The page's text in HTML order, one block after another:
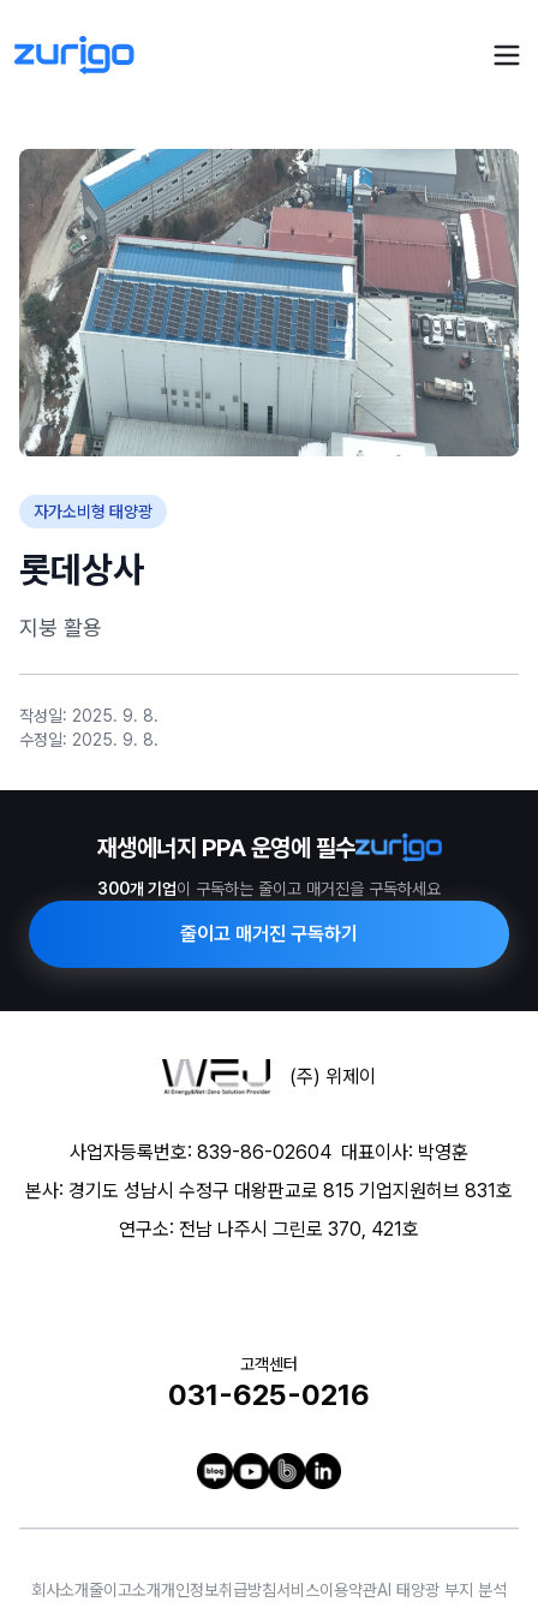
PPA 계약
수요기업 PPA 계산
발전소 PPA 계산
PPA 매칭 LIVE
PPA 관리
PPA 모니터링
PPA 파트너스
전기요금 시뮬레이션 NEW
PPA 매뉴얼
PPA FAQ
AI 컨설턴트 UPDATED
인사이트
성공사례
에너지브리핑
단가
회사소개
자가소비형 태양광
롯데상사
지붕 활용
작성일: 2025. 9. 8.
수정일: 2025. 9. 8.
재생에너지 PPA 운영에 필수
300개 기업이 구독하는 줄이고 매거진을 구독하세요
줄이고 매거진 구독하기
(주) 위제이
사업자등록번호: 839-86-02604 대표이사: 박영훈
본사: 경기도 성남시 수정구 대왕판교로 815 기업지원허브 831호
연구소: 전남 나주시 그린로 370, 421호
고객센터
031-625-0216
회사소개줄이고소개개인정보취급방침서비스이용약관AI 태양광 부지 분석